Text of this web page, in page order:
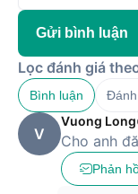
chất lượng này,
hoặc mua sắm
nhiều chương trình
Nhanh tay mua sắm
Gửi bình luận
Lọc đánh giá
Bình luận
V
Vuong Long
Cho anh
Phản